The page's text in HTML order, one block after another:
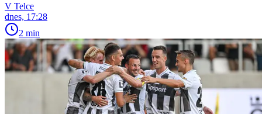
V Telce
dnes, 17:28
2 min